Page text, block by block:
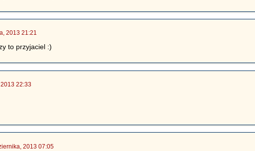
2013 21:21
to przyjaciel :)
22:33
2013 07:05